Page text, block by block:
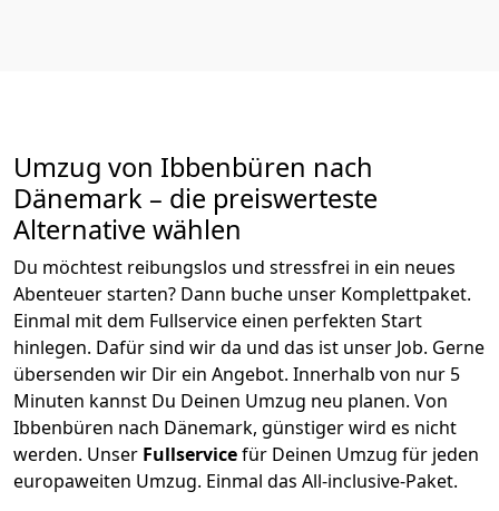
Umzug von Ibbenbüren nach
Dänemark – die preiswerteste
Alternative wählen
Du möchtest reibungslos und stressfrei in ein neues
Abenteuer starten? Dann buche unser Komplettpaket.
Einmal mit dem Fullservice einen perfekten Start
hinlegen. Dafür sind wir da und das ist unser Job. Gerne
übersenden wir Dir ein Angebot. Innerhalb von nur 5
Minuten kannst Du Deinen Umzug neu planen. Von
Ibbenbüren nach Dänemark, günstiger wird es nicht
werden. Unser Fullservicefür Deinen Umzug für jeden
europaweiten Umzug. Einmal das All-inclusive-Paket.